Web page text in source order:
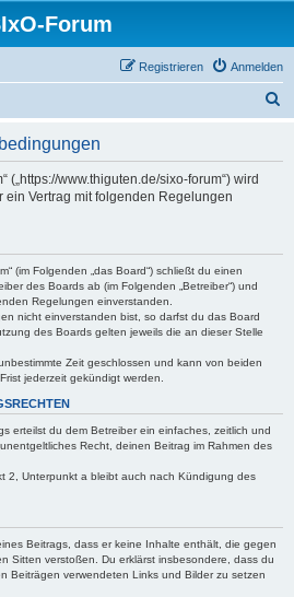
Forum
Anmelden
Registrieren
(„https://www.thiguten.de/sixo-forum“) wird
Vertrag mit folgenden Regelungen
(im Folgenden „das Board“) schließt du einen
des Boards ab (im Folgenden „Betreiber“) und
Regelungen einverstanden.
nicht einverstanden bist, so darfst du das Board
des Boards gelten jeweils die an dieser Stelle
Zeit geschlossen und kann von beiden
jederzeit gekündigt werden.
erteilst du dem Betreiber ein einfaches, zeitlich und
Recht, deinen Beitrag im Rahmen des
2, Unterpunkt a bleibt auch nach Kündigung des
Beitrags, dass er keine Inhalte enthält, die gegen
Sitten verstoßen. Du erklärst insbesondere, dass du
Beiträgen verwendeten Links und Bilder zu setzen